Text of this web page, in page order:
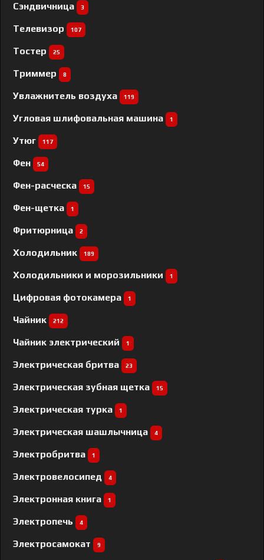
Сэндвичница 3
Телевизор 107
Тостер 25
Триммер 8
Увлажнитель воздуха 119
Угловая шлифовальная машина 1
Утюг 117
Фен 54
Фен-расческа 15
Фен-щетка 1
Фритюрница 2
Холодильник 189
Холодильники и морозильники 1
Цифровая фотокамера 1
Чайник 212
Чайник электрический 1
Электрическая бритва 23
Электрическая зубная щетка 15
Электрическая турка 1
Электрическая шашлычница 4
Электробритва 1
Электровелосипед 4
Электронная книга 1
Электропечь 4
Электросамокат 9